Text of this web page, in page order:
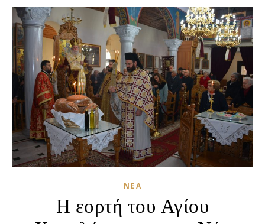
ΝΈΑ
Η εορτή του Αγίου